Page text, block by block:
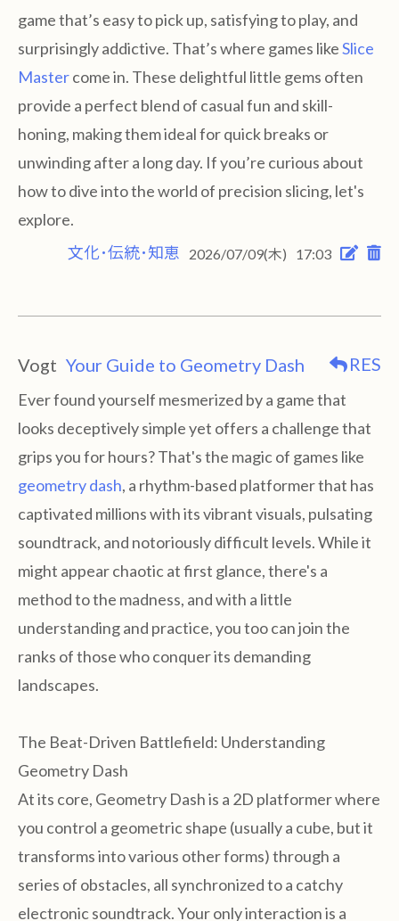
game that’s easy to pick up, satisfying to play, and
surprisingly addictive. That’s where games likeSlice
Mastercome in. These delightful little gems often
provide a perfect blend of casual fun and skill-
honing, making them ideal for quick breaks or
unwinding after a long day. If you’re curious about
how to dive into the world of precision slicing, let's
explore.
文化･伝統･知恵
2026/07/09(木) 17:03
Vogt Your Guide to Geometry Dash RES
Ever found yourself mesmerized by a game that
looks deceptively simple yet offers a challenge that
grips you for hours? That's the magic of games like
geometry dash, a rhythm-based platformer that has
captivated millions with its vibrant visuals, pulsating
soundtrack, and notoriously difficult levels. While it
might appear chaotic at first glance, there's a
method to the madness, and with a little
understanding and practice, you too can join the
ranks of those who conquer its demanding
landscapes.
The Beat-Driven Battlefield: Understanding
Geometry Dash
At its core, Geometry Dash is a 2D platformer where
you control a geometric shape (usually a cube, but it
transforms into various other forms) through a
series of obstacles, all synchronized to a catchy
electronic soundtrack. Your only interaction is a